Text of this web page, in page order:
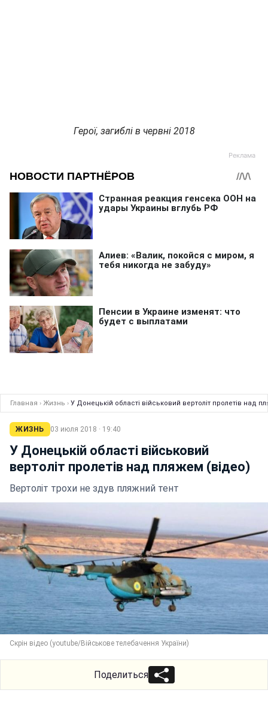
Герої, загиблі в червні 2018
Главная › Жизнь › У Донецькій області військовий вертоліт пролетів над
ЖИЗНЬ 03 июля 2018 · 19:40
У Донецькій області військовий
вертоліт пролетів над пляжем (відео)
Вертоліт трохи не здув пляжний тент
Скрін відео (youtubе/Військове телебачення України)
Поделиться